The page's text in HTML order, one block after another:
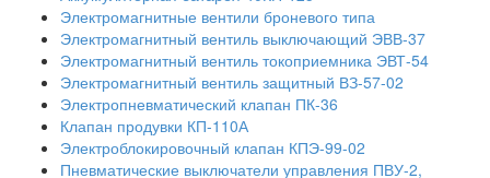
Электромагнитные вентили броневого типа
Электромагнитный вентиль выключающий ЭВВ-37
Электромагнитный вентиль токоприемника ЭВТ-54
Электромагнитный вентиль защитный ВЗ-57-02
Электропневматический клапан ПК-36
Клапан продувки КП-110А
Электроблокировочный клапан КПЭ-99-02
Пневматические выключатели управления ПВУ-2,